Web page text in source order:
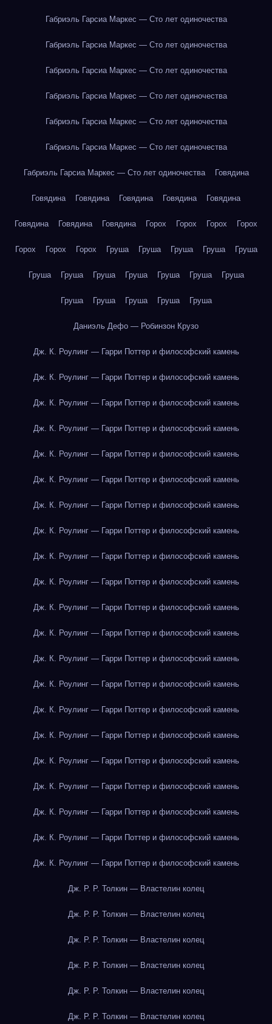
Габриэль Гарсиа Маркес — Сто лет одиночества
Габриэль Гарсиа Маркес — Сто лет одиночества
Габриэль Гарсиа Маркес — Сто лет одиночества
Габриэль Гарсиа Маркес — Сто лет одиночества
Габриэль Гарсиа Маркес — Сто лет одиночества
Габриэль Гарсиа Маркес — Сто лет одиночества
Габриэль Гарсиа Маркес — Сто лет одиночества Говядина
Говядина Говядина Говядина Говядина Говядина
Говядина Говядина Говядина Горох Горох Горох Горох
Горох Горох Горох Груша Груша Груша Груша Груша
Груша Груша Груша Груша Груша Груша Груша
Груша Груша Груша Груша Груша
Даниэль Дефо — Робинзон Крузо
Дж. К. Роулинг — Гарри Поттер и философский камень
Дж. К. Роулинг — Гарри Поттер и философский камень
Дж. К. Роулинг — Гарри Поттер и философский камень
Дж. К. Роулинг — Гарри Поттер и философский камень
Дж. К. Роулинг — Гарри Поттер и философский камень
Дж. К. Роулинг — Гарри Поттер и философский камень
Дж. К. Роулинг — Гарри Поттер и философский камень
Дж. К. Роулинг — Гарри Поттер и философский камень
Дж. К. Роулинг — Гарри Поттер и философский камень
Дж. К. Роулинг — Гарри Поттер и философский камень
Дж. К. Роулинг — Гарри Поттер и философский камень
Дж. К. Роулинг — Гарри Поттер и философский камень
Дж. К. Роулинг — Гарри Поттер и философский камень
Дж. К. Роулинг — Гарри Поттер и философский камень
Дж. К. Роулинг — Гарри Поттер и философский камень
Дж. К. Роулинг — Гарри Поттер и философский камень
Дж. К. Роулинг — Гарри Поттер и философский камень
Дж. К. Роулинг — Гарри Поттер и философский камень
Дж. К. Роулинг — Гарри Поттер и философский камень
Дж. К. Роулинг — Гарри Поттер и философский камень
Дж. К. Роулинг — Гарри Поттер и философский камень
Дж. Р. Р. Толкин — Властелин колец
Дж. Р. Р. Толкин — Властелин колец
Дж. Р. Р. Толкин — Властелин колец
Дж. Р. Р. Толкин — Властелин колец
Дж. Р. Р. Толкин — Властелин колец
Дж. Р. Р. Толкин — Властелин колец